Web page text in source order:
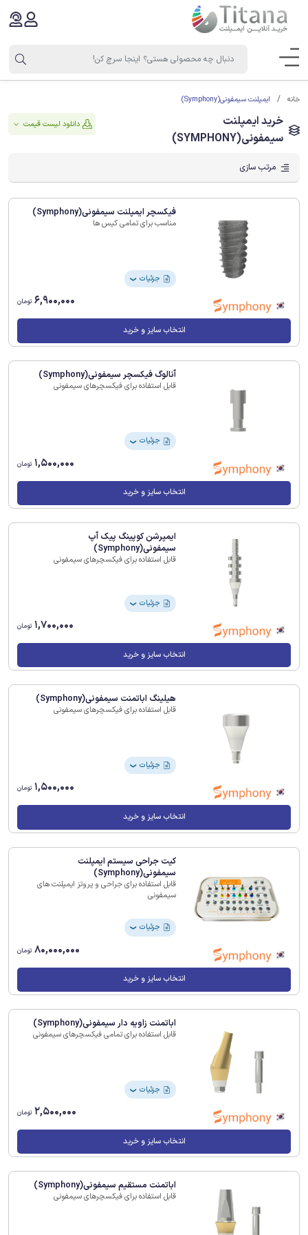
خانه ایمپلنت سیمفونی(Symphony)
خرید ایمپلنت
سیمفونی(SYMPHONY)
دانلود لیست قیمت
مرتب سازی
فیکسچر ایمپلنت سیمفونی(Symphony)
مناسب برای تمامی کیس ها
جزئیات ❯
6,900,000 تومان
انتخاب سایز و خرید
آنالوگ فیکسچر سیمفونی(Symphony)
قابل استفاده برای فیکسچرهای سیمفونی
جزئیات ❯
1,500,000 تومان
انتخاب سایز و خرید
ایمپرشن کوپینگ پیک آپ
سیمفونی(Symphony)
قابل استفاده برای فیکسچرهای سیمفونی
جزئیات ❯
1,700,000 تومان
انتخاب سایز و خرید
هیلینگ اباتمنت سیمفونی(Symphony)
قابل استفاده برای فیکسچرهای سیمفونی
جزئیات ❯
1,500,000 تومان
انتخاب سایز و خرید
کیت جراحی سیستم ایمپلنت
سیمفونی(Symphony)
قابل استفاده برای جراحی و پروتز ایمپلنت های
سیمفونی
جزئیات ❯
80,000,000 تومان
انتخاب سایز و خرید
اباتمنت زاویه دار سیمفونی(Symphony)
قابل استفاده برای تمامی فیکسچرهای سیمفونی
جزئیات ❯
2,500,000 تومان
انتخاب سایز و خرید
اباتمنت مستقیم سیمفونی(Symphony)
قابل استفاده برای فیکسچرهای سیمفونی